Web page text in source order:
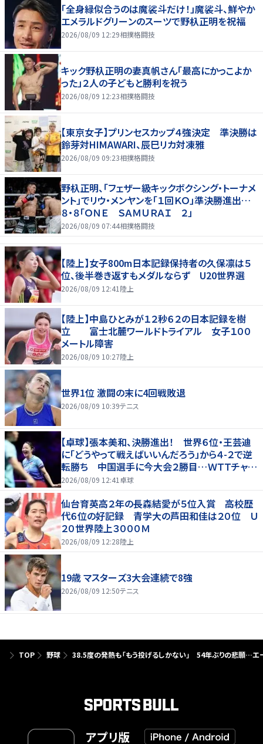
「全身緑似合うのは魔裟斗だけ！」魔裟斗、鮮やか
エメラルドグリーンのスーツで野杁正明を祝福
2026/08/09 12:29相撲格闘技
キック野杁正明の妻真帆さん「最高にかっこよか
った」２人の子どもと勝利を祝う
2026/08/09 12:23相撲格闘技
【東京女子】プリンセスカップ４強決定 準決勝は
鈴芽対HIMAWARI、辰巳リカ対凍雅
2026/08/09 09:23相撲格闘技
野杁正明、「フェザー級キックボクシング・トーナメ
ント」でリウ・メンヤンを「１回ＫＯ」準決勝進出…
８・８「ＯＮＥ ＳＡＭＵＲＡＩ ２」
2026/08/09 07:44相撲格闘技
【陸上】女子800m日本記録保持者の久保凛は５
位、後半巻き返すもメダルならず U20世界選
2026/08/09 12:41陸上
【陸上】中島ひとみが１２秒６２の日本記録を樹
立 富士北麓ワールドトライアル 女子１００
メートル障害
2026/08/09 10:27陸上
世界1位 激闘の末に4回戦敗退
2026/08/09 10:39テニス
【卓球】張本美和、決勝進出！ 世界６位・王芸迪
に「どうやって戦えばいいんだろう」から４-２で逆
転勝ち 中国選手に今大会２勝目…ＷＴＴチャン
ピオンズ横浜
2026/08/09 12:41 卓球
仙台育英高２年の長森結愛が５位入賞 高校歴
代６位の好記録 青学大の芦田和佳は２０位 Ｕ
２０世界陸上３０００Ｍ
2026/08/09 12:28陸上
19歳 マスターズ3大会連続で8強
2026/08/09 12:50テニス
TOP 野球 38.5度の発熱も「もう投げるしかない」 54年ぶりの悲願…エ
アプリ版